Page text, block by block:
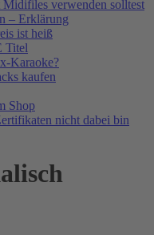
verwenden solltest
– Erklärung
ist heiß
Titel
Karaoke?
kaufen
Shop
nicht dabei bin